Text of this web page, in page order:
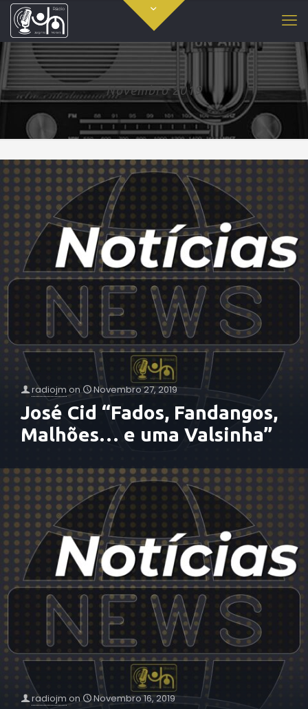
Novembro 2019
radiojm on Novembro 27, 2019
José Cid “Fados, Fandangos,
Malhões… e uma Valsinha”
radiojm on Novembro 16, 2019